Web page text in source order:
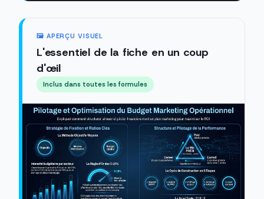
🖼️ APERÇU VISUEL
L'essentiel de la fiche en un coup
d'œil
Inclus dans toutes les formules